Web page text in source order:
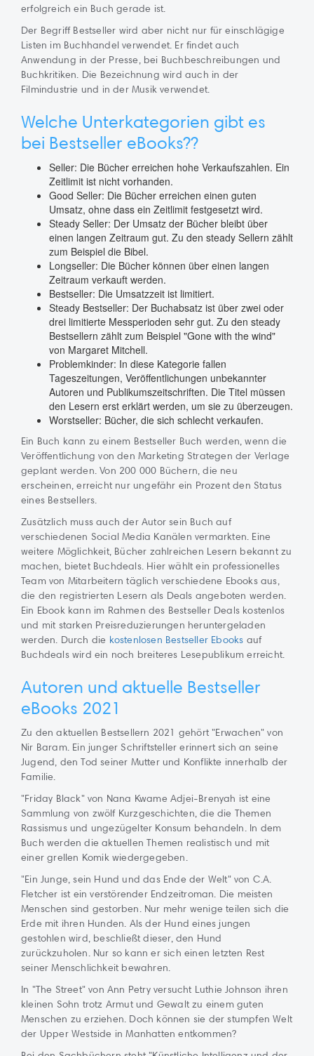
erfolgreich ein Buch gerade ist.
Der Begriff Bestseller wird aber nicht nur für einschlägige
Listen im Buchhandel verwendet. Er findet auch
Anwendung in der Presse, bei Buchbeschreibungen und
Buchkritiken. Die Bezeichnung wird auch in der
Filmindustrie und in der Musik verwendet.
Welche Unterkategorien gibt es
bei Bestseller eBooks??
Seller: Die Bücher erreichen hohe Verkaufszahlen. Ein
Zeitlimit ist nicht vorhanden.
Good Seller: Die Bücher erreichen einen guten
Umsatz, ohne dass ein Zeitlimit festgesetzt wird.
Steady Seller: Der Umsatz der Bücher bleibt über
einen langen Zeitraum gut. Zu den steady Sellern zählt
zum Beispiel die Bibel.
Longseller: Die Bücher können über einen langen
Zeitraum verkauft werden.
Bestseller: Die Umsatzzeit ist limitiert.
Steady Bestseller: Der Buchabsatz ist über zwei oder
drei limitierte Messperioden sehr gut. Zu den steady
Bestsellern zählt zum Beispiel "Gone with the wind"
von Margaret Mitchell.
Problemkinder: In diese Kategorie fallen
Tageszeitungen, Veröffentlichungen unbekannter
Autoren und Publikumszeitschriften. Die Titel müssen
den Lesern erst erklärt werden, um sie zu überzeugen.
Worstseller: Bücher, die sich schlecht verkaufen.
Ein Buch kann zu einem Bestseller Buch werden, wenn die
Veröffentlichung von den Marketing Strategen der Verlage
geplant werden. Von 200 000 Büchern, die neu
erscheinen, erreicht nur ungefähr ein Prozent den Status
eines Bestsellers.
Zusätzlich muss auch der Autor sein Buch auf
verschiedenen Social Media Kanälen vermarkten. Eine
weitere Möglichkeit, Bücher zahlreichen Lesern bekannt zu
machen, bietet Buchdeals. Hier wählt ein professionelles
Team von Mitarbeitern täglich verschiedene Ebooks aus,
die den registrierten Lesern als Deals angeboten werden.
Ein Ebook kann im Rahmen des Bestseller Deals kostenlos
und mit starken Preisreduzierungen heruntergeladen
werden. Durch die kostenlosen Bestseller Ebooks auf
Buchdeals wird ein noch breiteres Lesepublikum erreicht.
Autoren und aktuelle Bestseller
eBooks 2021
Zu den aktuellen Bestsellern 2021 gehört "Erwachen" von
Nir Baram. Ein junger Schriftsteller erinnert sich an seine
Jugend, den Tod seiner Mutter und Konflikte innerhalb der
Familie.
"Friday Black" von Nana Kwame Adjei-Brenyah ist eine
Sammlung von zwölf Kurzgeschichten, die die Themen
Rassismus und ungezügelter Konsum behandeln. In dem
Buch werden die aktuellen Themen realistisch und mit
einer grellen Komik wiedergegeben.
"Ein Junge, sein Hund und das Ende der Welt" von C.A.
Fletcher ist ein verstörender Endzeitroman. Die meisten
Menschen sind gestorben. Nur mehr wenige teilen sich die
Erde mit ihren Hunden. Als der Hund eines jungen
gestohlen wird, beschließt dieser, den Hund
zurückzuholen. Nur so kann er sich einen letzten Rest
seiner Menschlichkeit bewahren.
In "The Street" von Ann Petry versucht Luthie Johnson ihren
kleinen Sohn trotz Armut und Gewalt zu einem guten
Menschen zu erziehen. Doch können sie der stumpfen Welt
der Upper Westside in Manhatten entkommen?